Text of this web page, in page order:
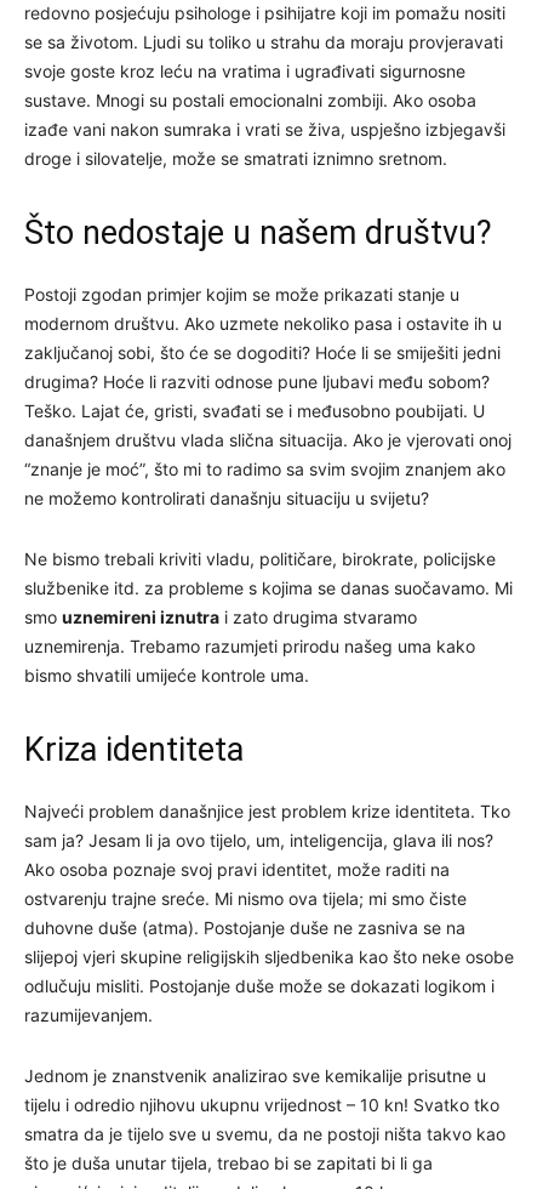
redovno posjećuju psihologe i psihijatre koji im pomažu nositi
se sa životom. Ljudi su toliko u strahu da moraju provjeravati
svoje goste kroz leću na vratima i ugrađivati sigurnosne
sustave. Mnogi su postali emocionalni zombiji. Ako osoba
izađe vani nakon sumraka i vrati se živa, uspješno izbjegavši
droge i silovatelje, može se smatrati iznimno sretnom.
Što nedostaje u našem društvu?
Postoji zgodan primjer kojim se može prikazati stanje u
modernom društvu. Ako uzmete nekoliko pasa i ostavite ih u
zaključanoj sobi, što će se dogoditi? Hoće li se smiješiti jedni
drugima? Hoće li razviti odnose pune ljubavi među sobom?
Teško. Lajat će, gristi, svađati se i međusobno poubijati. U
današnjem društvu vlada slična situacija. Ako je vjerovati onoj
“znanje je moć”, što mi to radimo sa svim svojim znanjem ako
ne možemo kontrolirati današnju situaciju u svijetu?
Ne bismo trebali kriviti vladu, političare, birokrate, policijske
službenike itd. za probleme s kojima se danas suočavamo. Mi
smo uznemireni iznutra i zato drugima stvaramo
uznemirenja. Trebamo razumjeti prirodu našeg uma kako
bismo shvatili umijeće kontrole uma.
Kriza identiteta
Najveći problem današnjice jest problem krize identiteta. Tko
sam ja? Jesam li ja ovo tijelo, um, inteligencija, glava ili nos?
Ako osoba poznaje svoj pravi identitet, može raditi na
ostvarenju trajne sreće. Mi nismo ova tijela; mi smo čiste
duhovne duše (atma). Postojanje duše ne zasniva se na
slijepoj vjeri skupine religijskih sljedbenika kao što neke osobe
odlučuju misliti. Postojanje duše može se dokazati logikom i
razumijevanjem.
Jednom je znanstvenik analizirao sve kemikalije prisutne u
tijelu i odredio njihovu ukupnu vrijednost – 10 kn! Svatko tko
smatra da je tijelo sve u svemu, da ne postoji ništa takvo kao
što je duša unutar tijela, trebao bi se zapitati bi li ga